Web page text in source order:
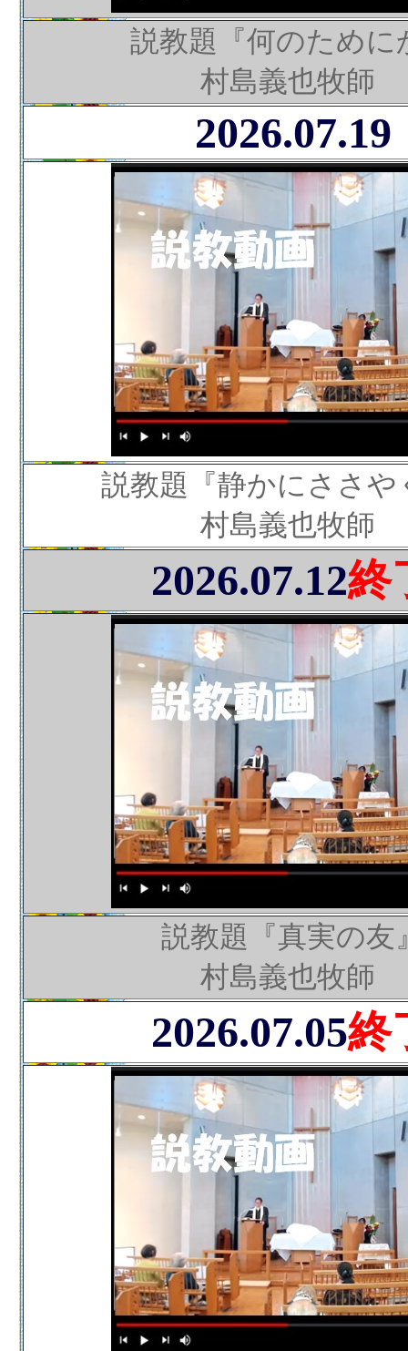
説教題『何のために
村島義也牧師
2026.07.19
説教題『静かにささや
村島義也牧師
2026.07.12終
説教題『真実の友
村島義也牧師
2026.07.05終